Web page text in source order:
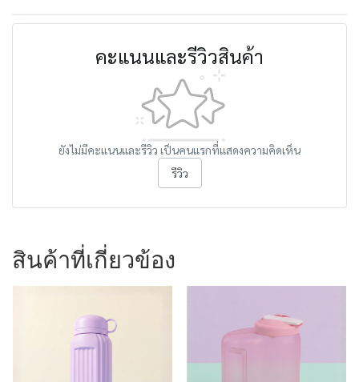
คะแนนและรีวิวสินค้า
ยังไม่มีคะแนนและรีวิว เป็นคนแรกที่แสดงความคิดเห็น
รีวิว
สินค้าที่เกี่ยวข้อง